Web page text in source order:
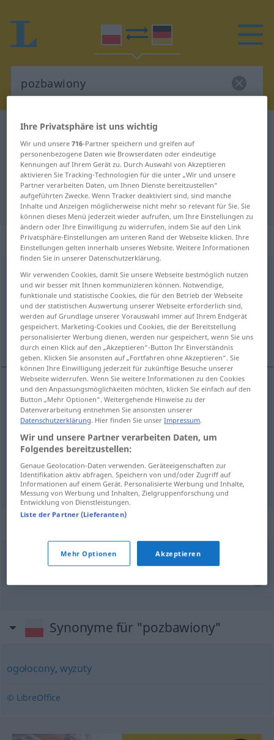
Polnisch-Deutsch Wörterbuch
Polnisch-Deutsch Übersetzung für
"pozbawiony"
"pozbawiony" Deutsch Übersetzung
„pozbawiony“
pozbawiony < gen>
Übersicht aller Übersetzungen
(Für mehr Details die Übersetzung anklicken/antippen)
ohne, beraubt, bar
ohne AKK pozbawiony
beraubt GEN pozbawiony
bar pozbawiony
Beispielsätze für "pozbawiony"
pozbawiony wyobraźni
Synonyme für "pozbawiony"
ogołocony, wyzuty
© LibreOffice
Ihre Privatsphäre ist uns wichtig
Wir und unsere716-Partner speichern und greifen auf
personenbezogene Daten wie Browserdaten oder eindeutige
Kennungen auf Ihrem Gerät zu. Durch Auswahl von Akzeptieren
aktivieren Sie Tracking-Technologien für die unter „Wir und unsere
Partner verarbeiten Daten, um Ihnen Dienste bereitzustellen“
aufgeführten Zwecke. Wenn Tracker deaktiviert sind, sind manche
Inhalte und Anzeigen möglicherweise nicht mehr so relevant für Sie. Sie
können dieses Menü jederzeit wieder aufrufen, um Ihre Einstellungen zu
ändern oder Ihre Einwilligung zu widerrufen, indem Sie auf den Link
Privatsphäre-Einstellungen am unteren Rand der Webseite klicken. Ihre
Einstellungen gelten innerhalb unseres Website. Weitere Informationen
finden Sie in unserer Datenschutzerklärung.
Wir verwenden Cookies, damit Sie unsere Webseite bestmöglich nutzen
und wir besser mit Ihnen kommunizieren können. Notwendige,
funktionale und statistische Cookies, die für den Betrieb der Webseite
und der statistischen Auswertung unserer Webseite erforderlich sind,
werden auf Grundlage unserer Vorauswahl immer auf Ihrem Endgerät
gespeichert. Marketing-Cookies und Cookies, die der Bereitstellung
personalisierter Werbung dienen, werden nur gespeichert, wenn Sie uns
durch einen Klick auf den „Akzeptieren“-Button Ihr Einverständnis
geben. Klicken Sie ansonsten auf „Fortfahren ohne Akzeptieren“. Sie
können Ihre Einwilligung jederzeit für zukünftige Besuche unserer
Webseite widerrufen. Wenn Sie weitere Informationen zu den Cookies
und den Anpassungsmöglichkeiten möchten, klicken Sie einfach auf den
Button „Mehr Optionen“. Weitergehende Hinweise zu der
Datenverarbeitung entnehmen Sie ansonsten unserer
Datenschutzerklärung. Hier finden Sie unserImpressum.
Wir und unsere Partner verarbeiten Daten, um
Folgendes bereitzustellen:
Genaue Geolocation-Daten verwenden. Geräteeigenschaften zur
Identifikation aktiv abfragen. Speichern von und/oder Zugriff auf
Informationen auf einem Gerät. Personalisierte Werbung und Inhalte,
Messung von Werbung und Inhalten, Zielgruppenforschung und
Entwicklung von Dienstleistungen.
Liste der Partner (Lieferanten)
Mehr Optionen Akzeptieren